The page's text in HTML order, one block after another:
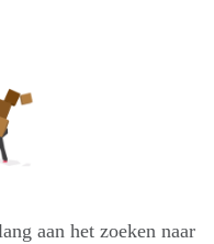
aan het zoeken naar